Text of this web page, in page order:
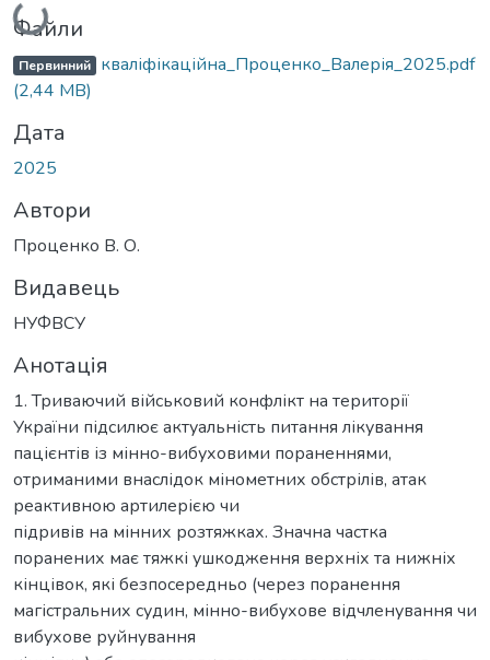
Вантажиться...
Файли
Первинний кваліфікаційна_Проценко_Валерія_2025.pdf
(2,44 MB)
Дата
2025
Автори
Проценко В. О.
Видавець
НУФВСУ
Анотація
1. Триваючий військовий конфлікт на території
України підсилює актуальність питання лікування
пацієнтів із мінно-вибуховими пораненнями,
отриманими внаслідок мінометних обстрілів, атак
реактивною артилерією чи
підривів на мінних розтяжках. Значна частка
поранених має тяжкі ушкодження верхніх та нижніх
кінцівок, які безпосередньо (через поранення
магістральних судин, мінно-вибухове відчленування чи
вибухове руйнування